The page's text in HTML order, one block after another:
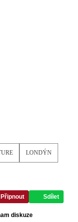
LONDÝN
Připnout Sdílet